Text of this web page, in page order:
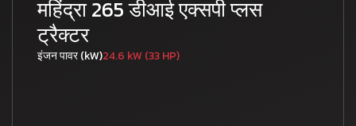
महिंद्रा 265 डीआई एक्सपी प्लस
ट्रैक्टर
इंजन पावर (kW)24.6 kW (33 HP)